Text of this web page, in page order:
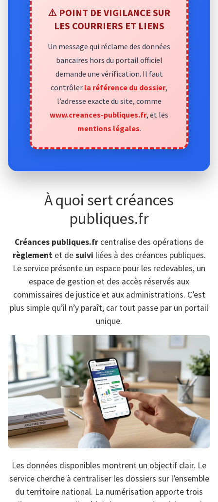
⚠️ POINT DE VIGILANCE SUR
LES COURRIERS ET LIENS
Un message qui réclame des données
bancaires hors du portail officiel
demande une vérification. Il faut
contrôler la référence du dossier,
l’adresse exacte du site, comme
www.creances-publiques.fr, et les
mentions légales.
À quoi sert créances
publiques.fr
Créances publiques.fr centralise des opérations de
règlementet desuivi liées à des créances publiques.
Le service présente un espace pour les redevables, un
espace de gestion et des accès réservés aux
commissaires de justice et aux administrations. C’est
plus simple qu’il n’y paraît, car tout passe par un portail
unique.
Les données disponibles montrent un objectif clair. Le
service cherche à centraliser les dossiers sur l’ensemble
du territoire national. La numérisation apporte trois